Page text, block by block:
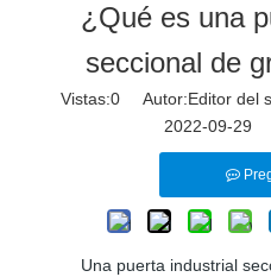
¿Qué es una
seccional de
Vistas:0 Autor:Editor del
2022-09-29
Una puerta industrial